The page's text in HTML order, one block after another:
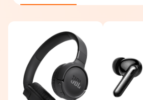
Функция ластика
Общие характеристики
Габариты (ВхШхГ)